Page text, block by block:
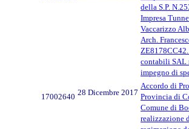
della S.P.
Impresa
Vaccarizzo
Arch.
contabili SAL
impegno di
17002640 28 Dicembre 2017
Accordo di
Provincia di
Comune di
realizzazione